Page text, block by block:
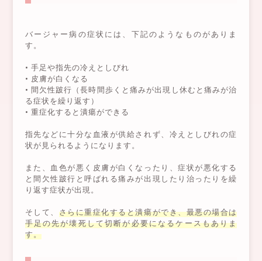
バージャー病の症状には、下記のようなものがありま
す。
• 手足や指先の冷えとしびれ
• 皮膚が白くなる
• 間欠性跛行（長時間歩くと痛みが出現し休むと痛みが治
る症状を繰り返す）
• 重症化すると潰瘍ができる
指先などに十分な血液が供給されず、冷えとしびれの症
状が見られるようになります。
また、血色が悪く皮膚が白くなったり、症状が悪化する
と間欠性跛行と呼ばれる痛みが出現したり治ったりを繰
り返す症状が出現。
そして、 さらに重症化すると潰瘍ができ、最悪の場合は
手足の先が壊死して切断が必要になるケースもありま
す。